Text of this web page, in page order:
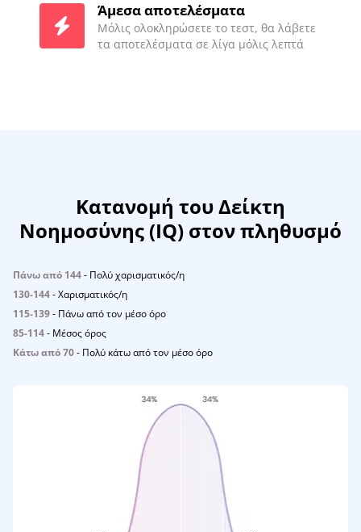
Άμεσα αποτελέσματα
Μόλις ολοκληρώσετε το τεστ, θα λάβετε
τα αποτελέσματα σε λίγα μόλις λεπτά
Κατανομή του Δείκτη
Νοημοσύνης (IQ) στον πληθυσμό
Πάνω από 144- Πολύ χαρισματικός/η
130-144- Χαρισματικός/η
115-139- Πάνω από τον μέσο όρο
85-114- Μέσος όρος
Κάτω από 70- Πολύ κάτω από τον μέσο όρο